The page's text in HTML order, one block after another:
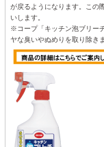
が戻るようになります。この
いします。
※コープ「キッチン泡ブリー
ヤな臭いやぬめりを取り除きま